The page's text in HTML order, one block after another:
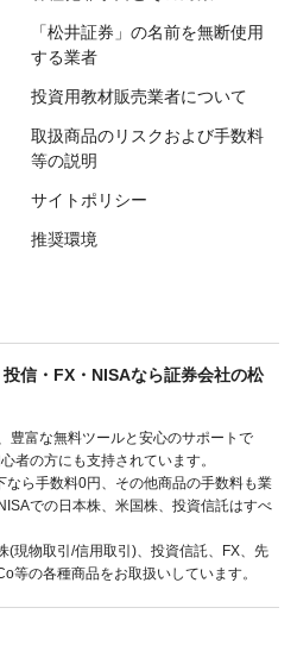
「松井証券」の名前を無断使用
する業者
投資用教材販売業者について
取扱商品のリスクおよび手数料
等の説明
サイトポリシー
推奨環境
信・FX・NISAなら証券会社の松
豊富な無料ツールと安心のサポートで
者の方にも支持されています。
ら手数料0円、その他商品の手数料も業
での日本株、米国株、投資信託はすべ
(現物取引/信用取引)、投資信託、FX、先
等の各種商品をお取扱いしています。